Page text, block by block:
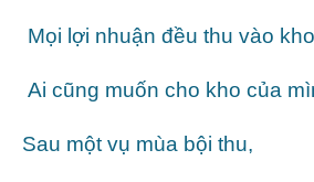
Mọi lợi nhuận đều thu vào
Ai cũng muốn cho kho của
Sau một vụ mùa bội thu,